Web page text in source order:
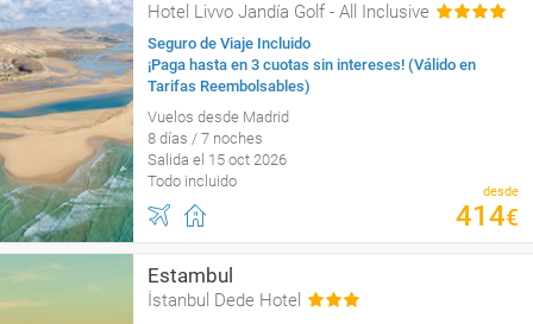
Hotel Livvo Jandía Golf - All Inclusive
Seguro de Viaje Incluido
¡Paga hasta en 3 cuotas sin intereses! (Válido en
Tarifas Reembolsables)
Vuelos desde Madrid
8 días / 7 noches
Salida el 15 oct 2026
Todo incluido
desde
414€
Estambul
İstanbul Dede Hotel